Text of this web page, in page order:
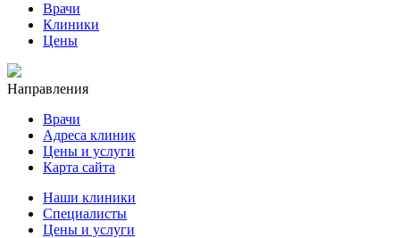
Врачи
Клиники
Цены
Направления
Врачи
Адреса клиник
Цены и услуги
Карта сайта
Наши клиники
Специалисты
Цены и услуги